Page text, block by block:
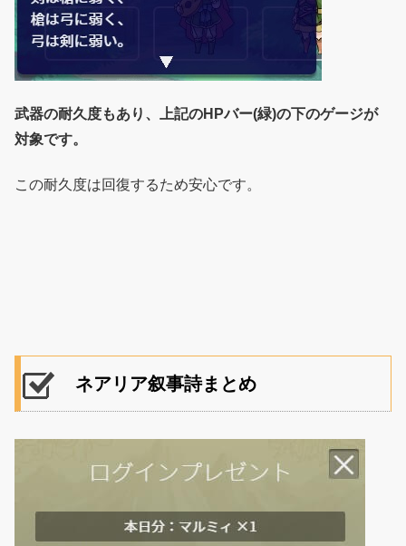
武器の耐久度もあり、上記のHPバー(緑)の下のゲージが
対象です。
この耐久度は回復するため安心です。
ネアリア叙事詩まとめ